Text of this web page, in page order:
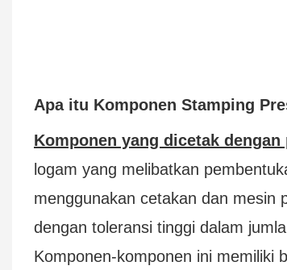
Apa itu Komponen Stamping
Komponen yang dicetak dengan
logam yang melibatkan
menggunakan cetakan dan mesin
dengan toleransi tinggi dalam
Komponen-komponen ini memiliki